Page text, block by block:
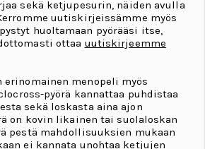
sekä ketjupesurin, näiden avulla
uutiskirjeissämme myös
huoltamaan pyörääsi itse,
ottaa uutiskirjeemme
erinomainen menopeli myös
pyörä kannattaa puhdistaa
sekä loskasta aina ajon
on kovin likainen tai suolaloskan
pestä mahdollisuuksien mukaan
ei kannata unohtaa ketjujen